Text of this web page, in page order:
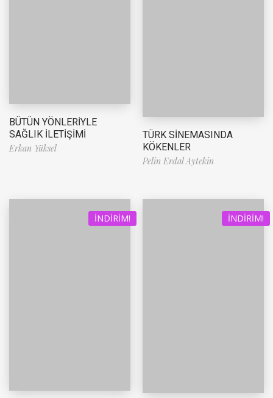
BÜTÜN YÖNLERİYLE
SAĞLIK İLETİŞİMİ
Erkan Yüksel
TÜRK SİNEMASINDA
KÖKENLER
Pelin Erdal Aytekin
İNDIRIM! İNDIRIM!